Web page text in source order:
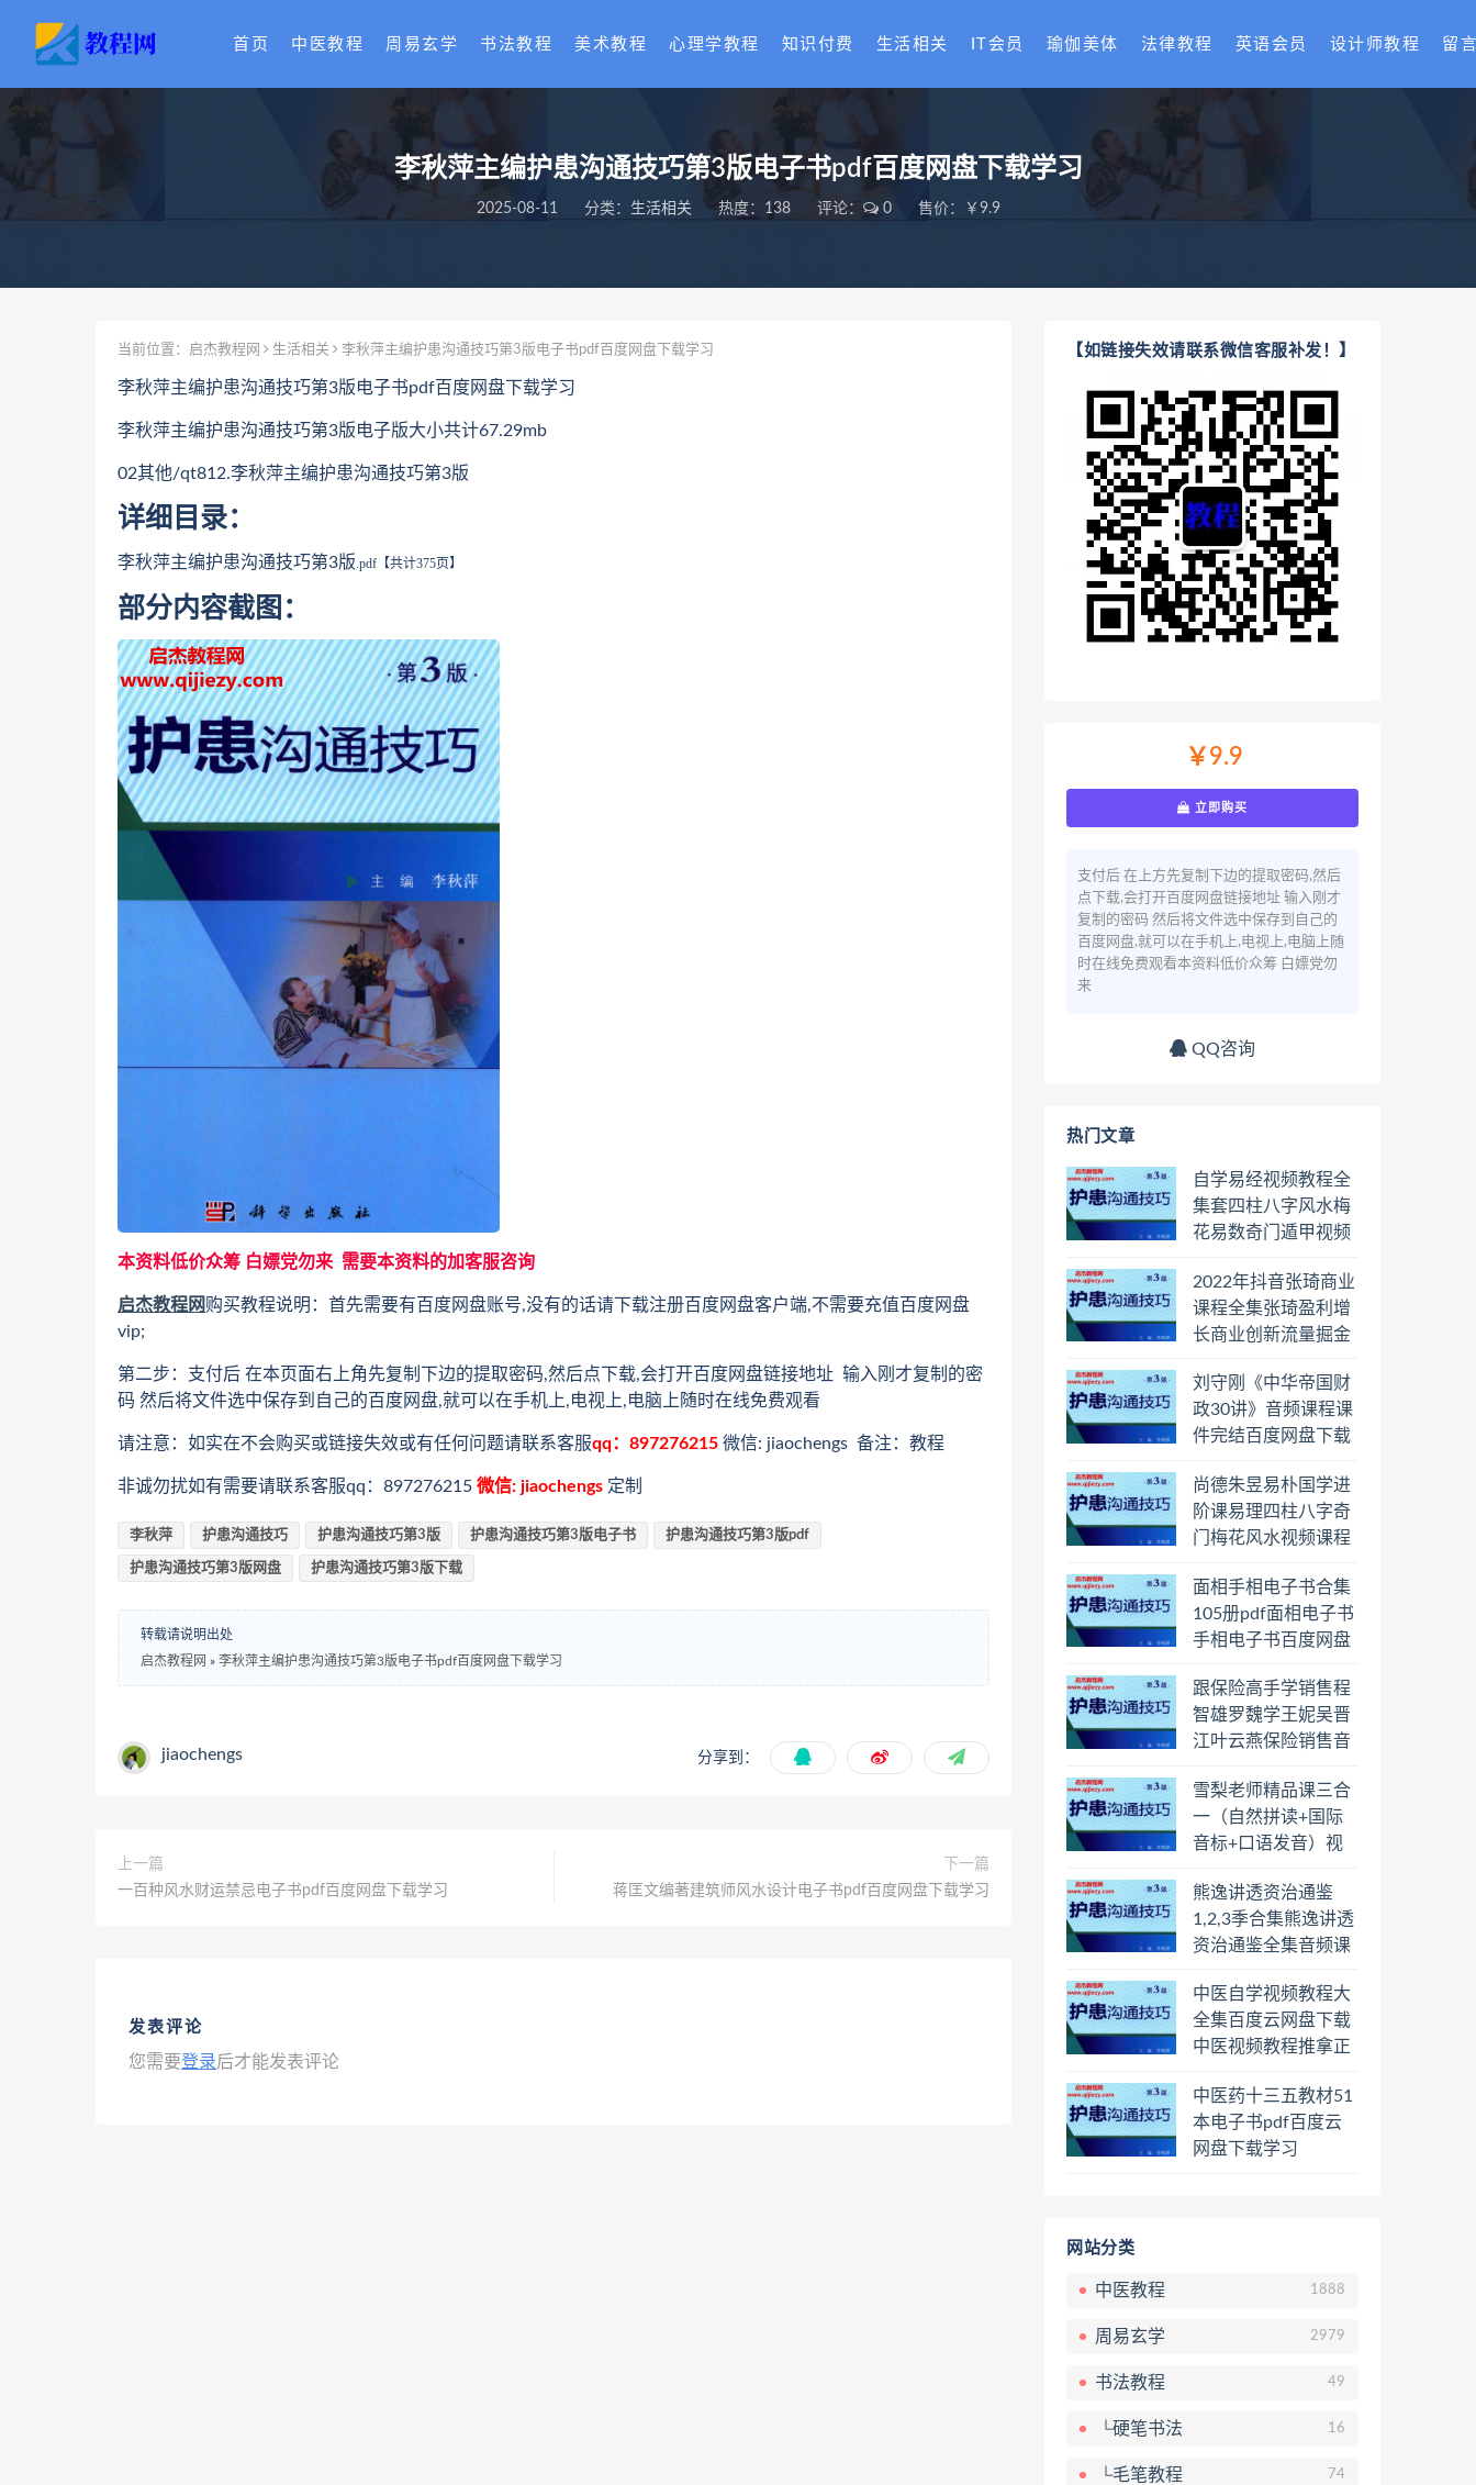
首页 中医教程 周易玄学 书法教程 美术教程 心理学教程 知识付费 生活相关 IT会员 瑜伽美体 法律教程 英语会员 设计师教程 留
李秋萍主编护患沟通技巧第3版电子书pdf百度网盘下载学习
2025-08-11 分类： 生活相关 热度：138 评论： 0 售价：￥9.9
当前位置： 启杰教程网 生活相关 李秋萍主编护患沟通技巧第3版电子书pdf百度网盘下载学习
李秋萍主编护患沟通技巧第3版电子书pdf百度网盘下载学习
李秋萍主编护患沟通技巧第3版电子版大小共计67.29mb
02其他/qt812.李秋萍主编护患沟通技巧第3版
详细目录：
李秋萍主编护患沟通技巧第3版.pdf【共计375页】
部分内容截图：
本资料低价众筹 白嫖党勿来 需要本资料的加客服咨询
启杰教程网购买教程说明：首先需要有百度网盘账号,没有的话请下载注册百度网盘客户端,不需要充值百度网盘
vip;
第二步：支付后 在本页面右上角先复制下边的提取密码,然后点下载,会打开百度网盘链接地址 输入刚才复制的密
码 然后将文件选中保存到自己的百度网盘,就可以在手机上,电视上,电脑上随时在线免费观看
请注意：如实在不会购买或链接失效或有任何问题请联系客服qq：897276215 微信: jiaochengs 备注：教程
非诚勿扰如有需要请联系客服qq：897276215 微信: jiaochengs 定制
李秋萍 护患沟通技巧 护患沟通技巧第3版 护患沟通技巧第3版电子书 护患沟通技巧第3版pdf
护患沟通技巧第3版网盘 护患沟通技巧第3版下载
转载请说明出处
启杰教程网 » 李秋萍主编护患沟通技巧第3版电子书pdf百度网盘下载学习
jiaochengs 分享到：
上一篇
一百种风水财运禁忌电子书pdf百度网盘下载学习
下一篇
蒋匡文编著建筑师风水设计电子书pdf百度网盘下载学习
发表评论
您需要登录后才能发表评论
【如链接失效请联系微信客服补发！】
￥9.9
立即购买
支付后 在上方先复制下边的提取密码,然后
点下载,会打开百度网盘链接地址 输入刚才
复制的密码 然后将文件选中保存到自己的
百度网盘,就可以在手机上,电视上,电脑上随
时在线免费观看本资料低价众筹 白嫖党勿
来
QQ咨询
热门文章
自学易经视频教程全
集套四柱八字风水梅
花易数奇门遁甲视频
日罗盘教程百度云网
盘会员
2022年抖音张琦商业
课程全集张琦盈利增
长商业创新流量掘金
盘下载学习
刘守刚《中华帝国财
政30讲》音频课程课
件完结百度网盘下载
尚德朱昱易朴国学进
阶课易理四柱八字奇
门梅花风水视频课程
学习
面相手相电子书合集
105册pdf面相电子书
手相电子书百度网盘
跟保险高手学销售程
智雄罗魏学王妮吴晋
江叶云燕保险销售音
盘下载学习
雪梨老师精品课三合
一（自然拼读+国际
音标+口语发音）视
载学习
熊逸讲透资治通鉴
1,2,3季合集熊逸讲透
资治通鉴全集音频课
一二三辑合集百度云
网盘下载学习
中医自学视频教程大
全集百度云网盘下载
中医视频教程推拿正
经络脉诊面诊舌诊手
诊私密终身会员百度
网盘共享群
中医药十三五教材51
本电子书pdf百度云
网盘下载学习
网站分类
中医教程 1888
周易玄学 2979
书法教程 49
└硬笔书法 16
└毛笔教程 74